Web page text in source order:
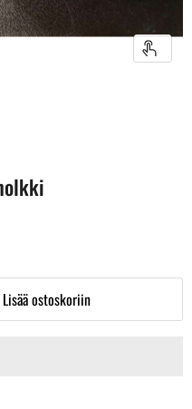
Lisää ostoskoriin